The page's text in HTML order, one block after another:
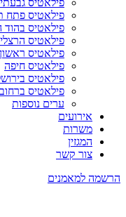
פילאטיס
פילאטיס פתח
פילאטיס בהוד
פילאטיס
פילאטיס ראשון
פילאטיס חיפה
פילאטיס
פילאטיס
ערים נוספות
אירועים
משרות
המגזין
צור קשר
הרשמה למאמנים